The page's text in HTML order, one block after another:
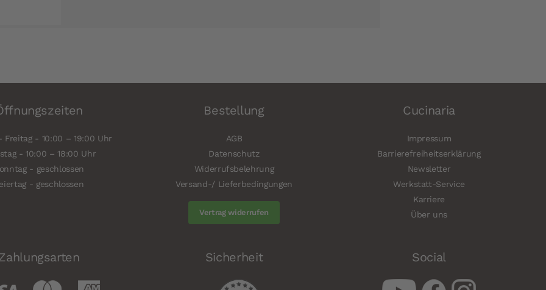
Freitag - 10:00 – 19:00 Uhr
- 10:00 – 18:00 Uhr
- geschlossen
- geschlossen
Bestellung
AGB
Datenschutz
Widerrufsbelehrung
Versand-/ Lieferbedingungen
Vertrag widerrufen
Cucinaria
Impressum
Barrierefreiheitserklärung
Newsletter
Werkstatt-Service
Karriere
Über uns
Sicherheit Social